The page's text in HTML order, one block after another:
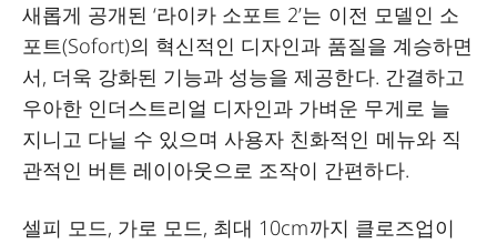
새롭게 공개된 ‘라이카 소포트 2’는 이전 모델인 소
포트(Sofort)의 혁신적인 디자인과 품질을 계승하면
서, 더욱 강화된 기능과 성능을 제공한다. 간결하고
우아한 인더스트리얼 디자인과 가벼운 무게로 늘
지니고 다닐 수 있으며 사용자 친화적인 메뉴와 직
관적인 버튼 레이아웃으로 조작이 간편하다.
셀피 모드, 가로 모드, 최대 10cm까지 클로즈업이